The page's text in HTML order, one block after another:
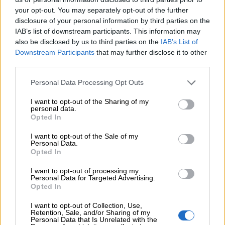
your opt-out. You may separately opt-out of the further
disclosure of your personal information by third parties on the
IAB’s list of downstream participants. This information may
also be disclosed by us to third parties on the IAB’s List of
Downstream Participants that may further disclose it to other
Personal Data Processing Opt Outs
I want to opt-out of the Sharing of my
personal data.
Opted In
I want to opt-out of the Sale of my
Personal Data.
Opted In
I want to opt-out of processing my
Personal Data for Targeted Advertising.
Opted In
I want to opt-out of Collection, Use,
Retention, Sale, and/or Sharing of my
Personal Data that Is Unrelated with the
διαμεσολαβητών
ΠΕΡΙΣΣΟΤΕΡΑ